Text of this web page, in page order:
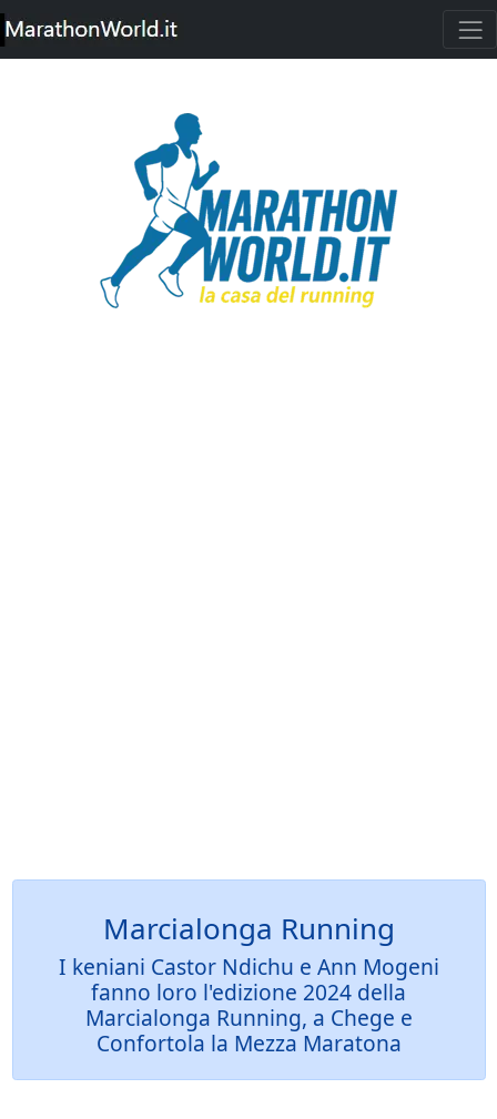
Marcialonga Running
I keniani Castor Ndichu e Ann Mogeni
fanno loro l'edizione 2024 della
Marcialonga Running, a Chege e
Confortola la Mezza Maratona